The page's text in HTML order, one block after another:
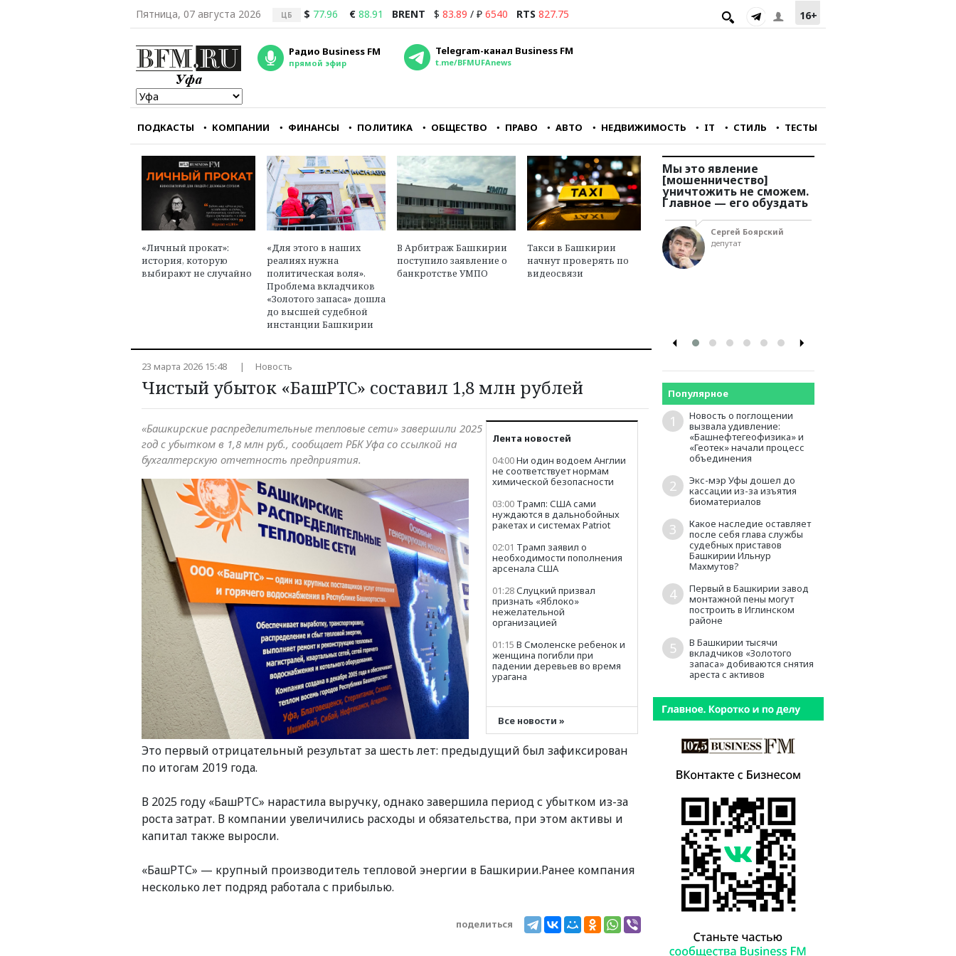
Пятница, 07 августа 2026 ЦБ $ 77.96 € 88.91 BRENT $ 83.89 / ₽ 6540 RTS 827.75 16+
Радио Business FM
прямой эфир
Telegram-канал Business FM
t.me/BFMUFAnews
ПОДКАСТЫ КОМПАНИИ ФИНАНСЫ ПОЛИТИКА ОБЩЕСТВО ПРАВО АВТО НЕДВИЖИМОСТЬ IT СТИЛЬ ТЕСТЫ
«Личный прокат»:
история, которую
выбирают не случайно
«Для этого в наших
реалиях нужна
политическая воля».
Проблема вкладчиков
«Золотого запаса» дошла
до высшей судебной
инстанции Башкирии
В Арбитраж Башкирии
поступило заявление о
банкротстве УМПО
Такси в Башкирии
начнут проверять по
видеосвязи
23 марта 2026 15:48 Новость
Чистый убыток «БашРТС» составил 1,8 млн рублей
Лента новостей
04:00Ни один водоем Англии
не соответствует нормам
химической безопасности
03:00 Трамп: США сами
нуждаются в дальнобойных
ракетах и системах Patriot
02:01 Трамп заявил о
необходимости пополнения
арсенала США
01:28Слуцкий призвал
признать «Яблоко»
нежелательной
организацией
01:15 В Смоленске ребенок и
женщина погибли при
падении деревьев во время
урагана
ожидаются ливни
00:35Винисиус продлил
года
станет значительно дороже
00:20
Путин назвал 76-ю
гвардейскую десантно-
00:15 Путин заслушал доклад
06 августа, 23:58
Генпрокуратура признала
Все новости »
«Башкирские распределительные тепловые сети» завершили 2025
год с убытком в 1,8 млн руб., сообщает РБК Уфа со ссылкой на
бухгалтерскую отчетность предприятия.
Это первый отрицательный результат за шесть лет: предыдущий был зафиксирован
по итогам 2019 года.
В 2025 году «БашРТС» нарастила выручку, однако завершила период с убытком из-за
роста затрат. В компании увеличились расходы и обязательства, при этом активы и
капитал также выросли.
«БашРТС» — крупный производитель тепловой энергии в Башкирии.Ранее компания
несколько лет подряд работала с прибылью.
поделиться
Республиканцам крайне
важно заткнуть горло
главному
оппозиционному рупору
— CNN
Александр Трещев
юрист, эксперт в области
международного права
Совершенно очевидно,
что для владельцев
аэропорта Внуково
Домодедово — это
понятный и
перспективный бизнес
Олег Пантелеев
исполнительный директор
агентства «Авиапорт»
Если подумать, что
завтра, может, и не
наступит, то, может
быть, хотя бы машину
купить или фен Dyson
Максим Ульянов
независимый
финансовый эксперт,
инвестор
Мы это явление
[мошенничество]
уничтожить не сможем.
Главное — его обуздать
Сергей Боярский
депутат
Популярное
1
Новость о поглощении
вызвала удивление:
«Башнефтегеофизика» и
«Геотек» начали процесс
объединения
2
Экс-мэр Уфы дошел до
кассации из-за изъятия
биоматериалов
3
Какое наследие оставляет
после себя глава службы
судебных приставов
Башкирии Ильнур
Махмутов?
4
Первый в Башкирии завод
монтажной пены могут
построить в Иглинском
районе
5
В Башкирии тысячи
вкладчиков «Золотого
запаса» добиваются снятия
ареста с активов